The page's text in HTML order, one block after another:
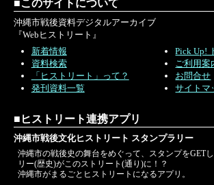
■このサイトについて
沖縄市戦後資料デジタルアーカイブ
『Webヒストリート』
新着情報
資料検索
「ヒストリート」って？
発刊資料一覧
Pick Up!
ご利用案
お問合せ
サイトマ
■ヒストリート連携アプリ
沖縄市戦後文化ヒストリート スタンプラリー
沖縄市の戦後史の舞台をめぐって、スタンプをGET
リー(歴史)がこのストリート(通り)に！？
沖縄市がまるごとヒストリートになるアプリ。